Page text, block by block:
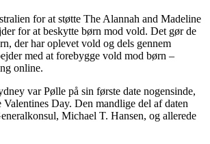
for at støtte The Alannah and Madeline
for at beskytte børn mod vold. Det gør de
der har oplevet vold og dels gennem
med at forebygge vold mod børn –
online.
var Pølle på sin første date nogensinde,
Valentines Day. Den mandlige del af daten
Michael T. Hansen, og allerede